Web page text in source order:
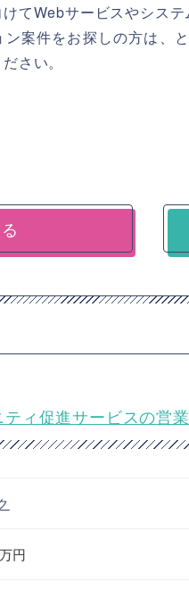
てWebサービスやシステ
ン案件をお探しの方は、
さい。
ティ促進サービスの営
円